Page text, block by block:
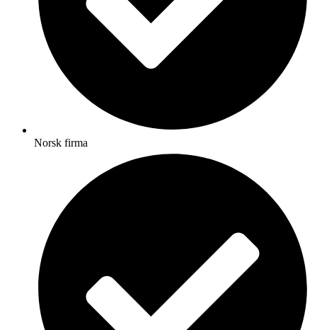
Norsk firma